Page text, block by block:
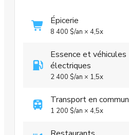
Épicerie
8 400 $/an × 4,5x
Essence et véhicules
électriques
2 400 $/an × 1,5x
Transport en commun
1 200 $/an × 4,5x